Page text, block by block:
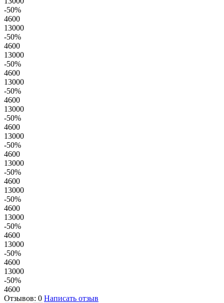
-50%
4600
13000
-50%
4600
13000
-50%
4600
13000
-50%
4600
13000
-50%
4600
13000
-50%
4600
13000
-50%
4600
13000
-50%
4600
13000
-50%
4600
13000
-50%
4600
13000
-50%
4600
Отзывов: 0 Написать отзыв